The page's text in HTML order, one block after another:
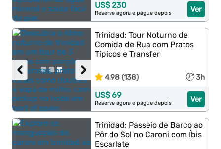
Ver
US$ 230
Reserve agora e pague depois
›
‹
Trinidad: Tour Noturno de
Comida de Rua com Pratos
Típicos e Transfer
4.98 (138) 3h
Ver
US$ 69
Reserve agora e pague depois
Trinidad: Passeio de Barco ao
Pôr do Sol no Caroni com Íbis
Escarlate